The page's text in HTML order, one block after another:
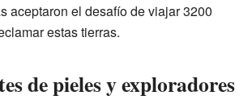
aceptaron el desafío de viajar 3200
estas tierras.
de pieles y exploradores